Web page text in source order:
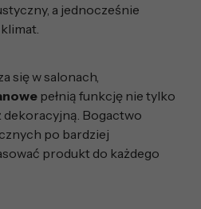
a jednocześnie
się w salonach,
pełnią funkcję nie tylko
Bogactwo
po bardziej
produkt do każdego